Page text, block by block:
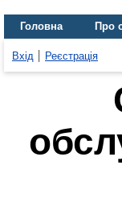
Головна Про
Вхід Реєстрація